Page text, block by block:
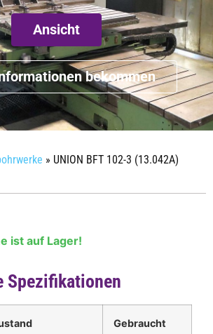
Ansicht
bekommen
» UNION BFT 102-3 (13.042A)
ist auf Lager!
Spezifikationen
Gebraucht